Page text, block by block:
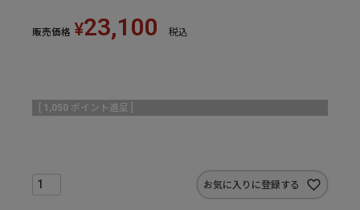
販売価格 ¥23,100 税込
1,050 ポイント進呈 ]
お気に入りに登録する